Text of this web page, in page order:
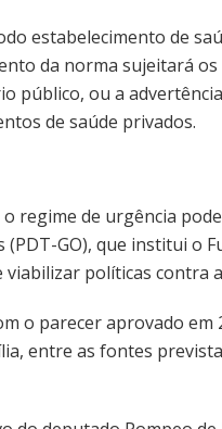
estabelecimento de
da norma sujeitará
público, ou a
de saúde privados.
regime de urgência
(PDT-GO), que institui o
políticas contra
o parecer aprovado em
entre as fontes